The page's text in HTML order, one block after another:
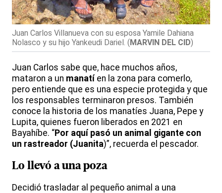
Juan Carlos Villanueva con su esposa Yamile Dahiana
Nolasco y su hijo Yankeudi Dariel. ( MARVIN DEL CID)
Juan Carlos sabe que, hace muchos años,
mataron a un manatí en la zona para comerlo,
pero entiende que es una especie protegida y que
los responsables terminaron presos. También
conoce la historia de los manatíes Juana, Pepe y
Lupita, quienes fueron liberados en 2021 en
Bayahíbe. “Por aquí pasó un animal gigante con
un rastreador (Juanita)”, recuerda el pescador.
Lo llevó a una poza
Decidió trasladar al pequeño animal a una